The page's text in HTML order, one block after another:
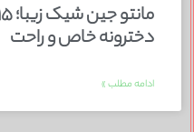
دخترونه خاص و راحت
ادامه مطلب »